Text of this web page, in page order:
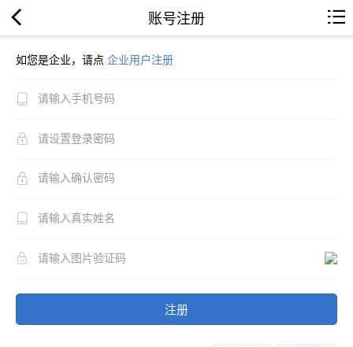
账号注册
如您是企业，请点 企业用户注册
注册